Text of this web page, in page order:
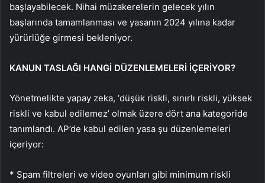
başlayabilecek. Nihai müzakerelerin gelecek yılın
başlarında tamamlanması ve yasanın 2024 yılına kadar
yürürlüğe girmesi bekleniyor.
KANUN TASLAĞI HANGİ DÜZENLEMELERİ İÇERİYOR?
Yönetmelikte yapay zeka, ‘düşük riskli, sınırlı riskli, yüksek
riskli ve kabul edilemez’ olmak üzere dört ana kategoride
tanımlandı. AP’de kabul edilen yasa şu düzenlemeleri
içeriyor:
* Spam filtreleri ve video oyunları gibi minimum riskli